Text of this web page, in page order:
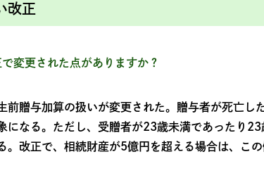
改正
変更された点がありますか？
前贈与加算の扱いが変更された。贈与者が死亡し
になる。ただし、受贈者が23歳未満であったり
。改正で、相続財産が5億円を超える場合は、こ